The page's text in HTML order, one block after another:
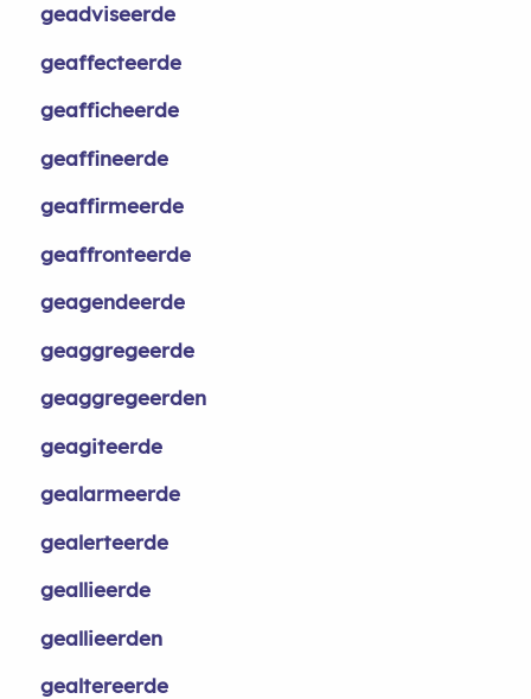
geadviseerde
geaffecteerde
geafficheerde
geaffineerde
geaffirmeerde
geaffronteerde
geagendeerde
geaggregeerde
geaggregeerden
geagiteerde
gealarmeerde
gealerteerde
geallieerde
geallieerden
gealtereerde